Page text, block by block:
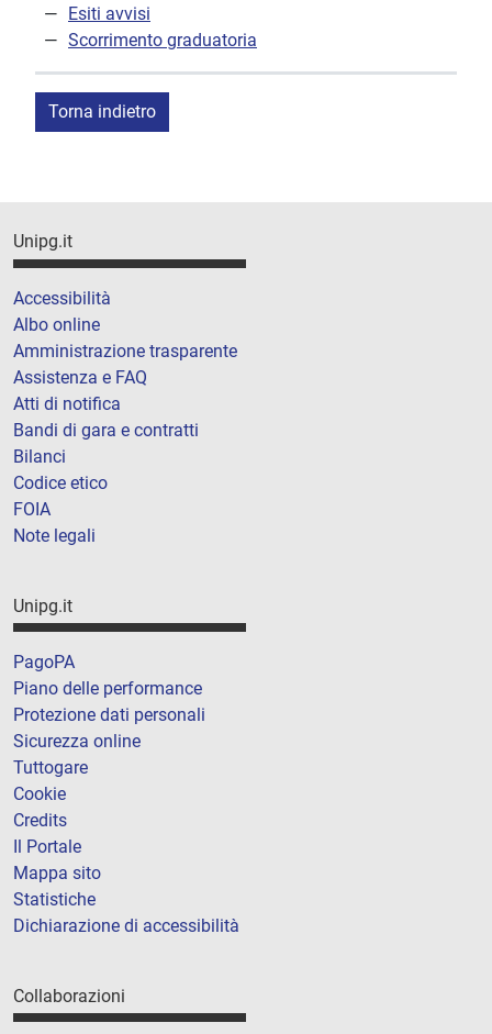
Esiti avvisi
Scorrimento graduatoria
Torna indietro
Unipg.it
Accessibilità
Albo online
Amministrazione trasparente
Assistenza e FAQ
Atti di notifica
Bandi di gara e contratti
Bilanci
Codice etico
FOIA
Note legali
Unipg.it
PagoPA
Piano delle performance
Protezione dati personali
Sicurezza online
Tuttogare
Cookie
Credits
Il Portale
Mappa sito
Statistiche
Dichiarazione di accessibilità
Collaborazioni